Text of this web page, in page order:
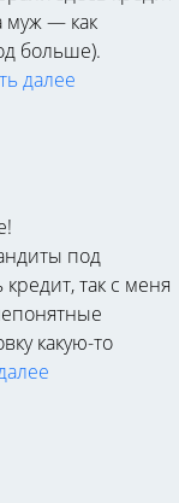
муж — как
больше).
далее
под
так с меня
какую-то